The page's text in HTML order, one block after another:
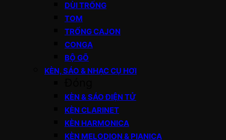
DÙI TRỐNG
TOM
TRỐNG CAJON
CONGA
BỘ GÕ
KÈN, SÁO & NHẠC CỤ HƠI
KÈN & SÁO ĐIỆN TỬ
KÈN CLARINET
KÈN HARMONICA
KÈN MELODION & PIANICA